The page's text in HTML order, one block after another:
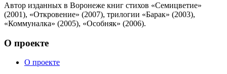
Автор изданных в Воронеже книг стихов «Семицветие»
(2001), «Откровение» (2007), трилогии «Барак» (2003),
«Коммуналка» (2005), «Особняк» (2006).
О проекте
О проекте